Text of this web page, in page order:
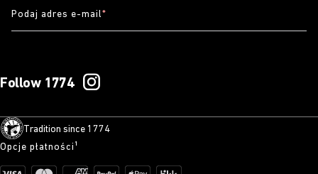
Podaj adres e-mail*
Follow 1774
Tradition since 1774
Opcje płatności¹